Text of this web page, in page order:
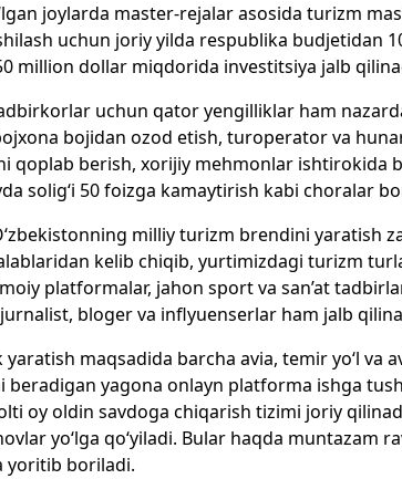
joylarda master-rejalar asosida turizm
uchun joriy yilda respublika budjetidan
million dollar miqdorida investitsiya jalb
uchun qator yengilliklar ham
bojidan ozod etish, turoperator va
qoplab berish, xorijiy mehmonlar ishtirokida
solig‘i 50 foizga kamaytirish kabi choralar
milliy turizm brendini yaratish
kelib chiqib, yurtimizdagi turizm
platformalar, jahon sport va san’at
bloger va inflyuenserlar ham jalb
maqsadida barcha avia, temir yo‘l va
yagona onlayn platforma ishga
oy oldin savdoga chiqarish tizimi joriy
yo‘lga qo‘yiladi. Bular haqda muntazam
yoritib boriladi.